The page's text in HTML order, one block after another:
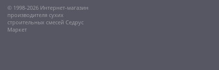
© 1998-2026 Интернет-магазин
производителя сухих
строительных смесей Седрус
Маркет